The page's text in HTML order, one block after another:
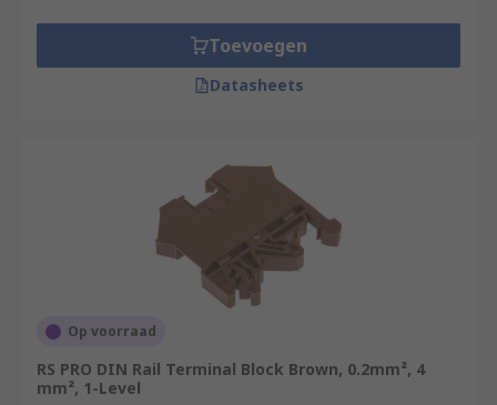
Toevoegen
Datasheets
Op voorraad
RS PRO DIN Rail Terminal Block Brown, 0.2mm², 4
mm², 1-Level